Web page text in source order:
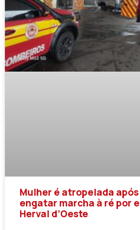
Mulher é atropelada
engatar marcha à ré por
Herval d’Oeste